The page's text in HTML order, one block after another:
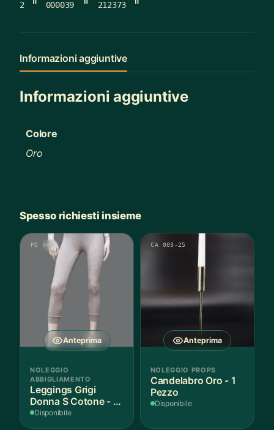
2 000039 212373
Informazioni aggiuntive
Informazioni aggiuntive
Colore
Oro
Spesso richiesti insieme
Anteprima
PD 047
NOLEGGIO
ABBIGLIAMENTO
Leggings Grigi
Donna S Cotone - 1
Paio
Disponibile
Anteprima
CA 003-25
NOLEGGIO PROPS
Candelabro Oro - 1
Pezzo
Disponibile